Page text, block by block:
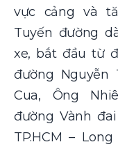
vực cảng và
Tuyến đường
xe, bắt đầu từ
đường Nguyễn
Cua, Ông
đường Vành
TP.HCM –